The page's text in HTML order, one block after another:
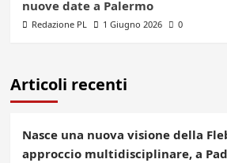
nuove date a Palermo
Redazione PL 1 Giugno 2026 0
Articoli recenti
Nasce una nuova visione della
approccio multidisciplinare, a